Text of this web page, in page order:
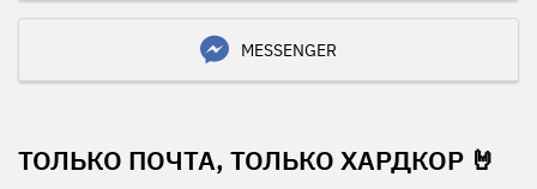
MESSENGER
ТОЛЬКО ПОЧТА, ТОЛЬКО ХАРДКОР 🤘